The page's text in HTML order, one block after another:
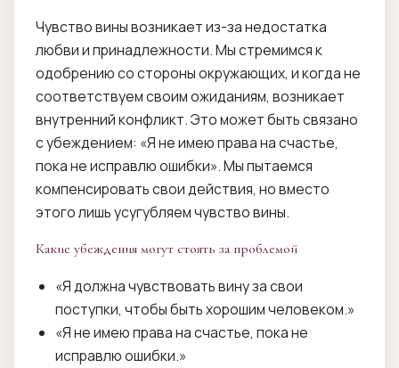
Чувство вины возникает из-за недостатка
любви и принадлежности. Мы стремимся к
одобрению со стороны окружающих, и когда не
соответствуем своим ожиданиям, возникает
внутренний конфликт. Это может быть связано
с убеждением: «Я не имею права на счастье,
пока не исправлю ошибки». Мы пытаемся
компенсировать свои действия, но вместо
этого лишь усугубляем чувство вины.
Какие убеждения могут стоять за проблемой
«Я должна чувствовать вину за свои
поступки, чтобы быть хорошим человеком.»
«Я не имею права на счастье, пока не
исправлю ошибки.»